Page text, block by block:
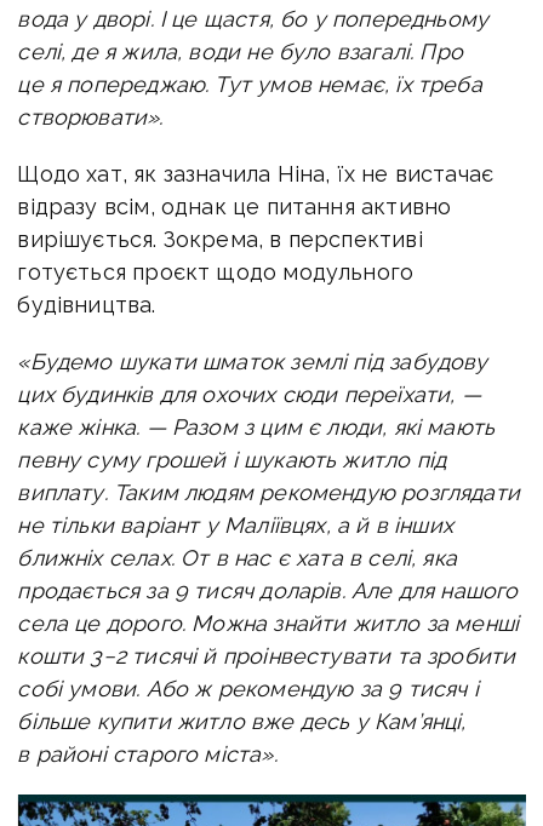
вода у дворі. І це щастя, бо у попередньому
селі, де я жила, води не було взагалі. Про
це я попереджаю. Тут умов немає, їх треба
створювати».
Щодо хат, як зазначила Ніна, їх не вистачає
відразу всім, однак це питання активно
вирішується. Зокрема, в перспективі
готується проєкт щодо модульного
будівництва.
«Будемо шукати шматок землі під забудову
цих будинків для охочих сюди переїхати, —
каже жінка. — Разом з цим є люди, які мають
певну суму грошей і шукають житло під
виплату. Таким людям рекомендую розглядати
не тільки варіант у Маліївцях, а й в інших
ближніх селах. От в нас є хата в селі, яка
продається за 9 тисяч доларів. Але для нашого
села це дорого. Можна знайти житло за менші
кошти 3−2 тисячі й проінвестувати та зробити
собі умови. Або ж рекомендую за 9 тисяч і
більше купити житло вже десь у Кам’янці,
в районі старого міста».